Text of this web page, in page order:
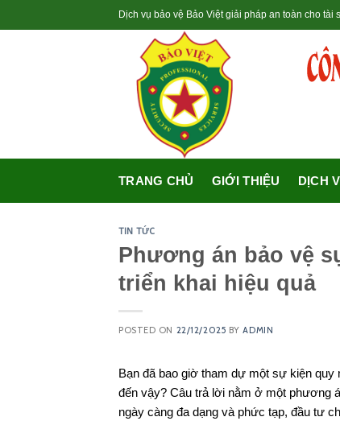
to
Dịch vụ bảo vệ Bảo Việt giải pháp an toàn cho tài
TRANG CHỦ GIỚI THIỆU DỊCH
TIN TỨC
Phương án bảo vệ
triển khai hiệu quả
POSTED ON 22/12/2025 BYADMIN
Bạn đã bao giờ tham dự một sự kiện quy
đến vậy? Câu trả lời nằm ở một phương
ngày càng đa dạng và phức tạp, đầu tư